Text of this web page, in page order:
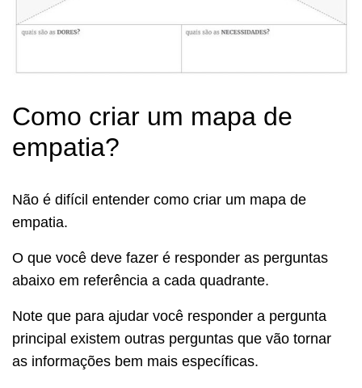
Como criar um mapa de
empatia?
Não é difícil entender como criar um mapa de
empatia.
O que você deve fazer é responder as perguntas
abaixo em referência a cada quadrante.
Note que para ajudar você responder a pergunta
principal existem outras perguntas que vão tornar
as informações bem mais específicas.